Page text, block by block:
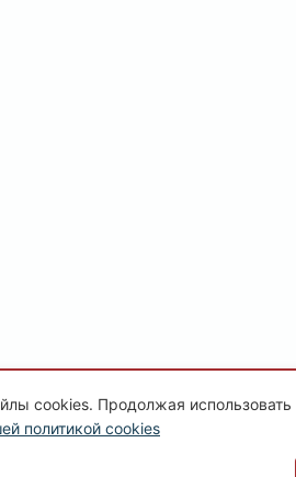
cookies. Продолжая использовать
политикой cookies